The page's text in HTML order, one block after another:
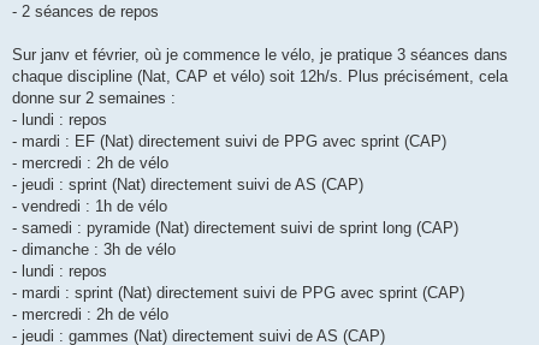
- 2 séances de repos
Sur janv et février, où je commence le vélo, je pratique 3 séances dans
chaque discipline (Nat, CAP et vélo) soit 12h/s. Plus précisément, cela
donne sur 2 semaines :
- lundi : repos
- mardi : EF (Nat) directement suivi de PPG avec sprint (CAP)
- mercredi : 2h de vélo
- jeudi : sprint (Nat) directement suivi de AS (CAP)
- vendredi : 1h de vélo
- samedi : pyramide (Nat) directement suivi de sprint long (CAP)
- dimanche : 3h de vélo
- lundi : repos
- mardi : sprint (Nat) directement suivi de PPG avec sprint (CAP)
- mercredi : 2h de vélo
- jeudi : gammes (Nat) directement suivi de AS (CAP)